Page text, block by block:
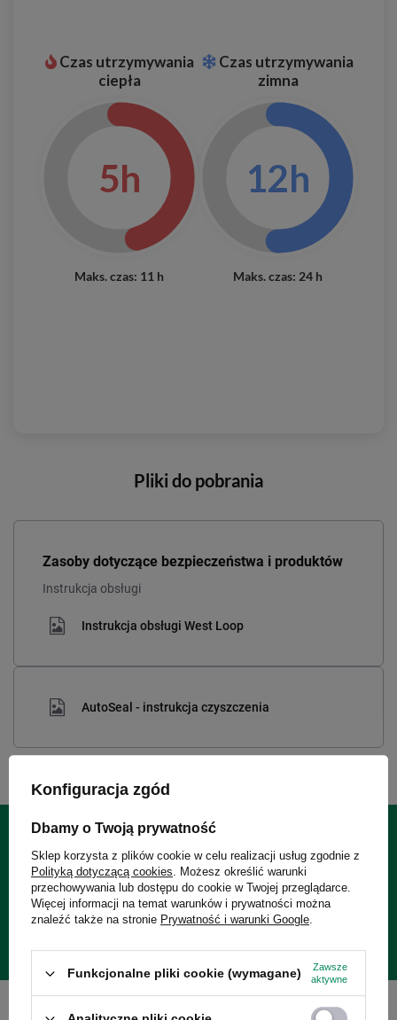
Czas utrzymywania
ciepła
5h
Maks. czas: 11 h
Czas utrzymywania
zimna
12h
Maks. czas: 24 h
Pliki do pobrania
Zasoby dotyczące bezpieczeństwa i produktów
Instrukcja obsługi
Instrukcja obsługi West Loop
AutoSeal - instrukcja czyszczenia
24 miesiące gwarancji
Gwarancja 24 miesiące od dnia zakupu. Wymagany dowód
zakupu do reklamacji.
Konfiguracja zgód
Dbamy o Twoją prywatność
Sklep korzysta z plików cookie w celu realizacji usług zgodnie z
Polityką dotyczącą cookies. Możesz określić warunki
przechowywania lub dostępu do cookie w Twojej przeglądarce.
Więcej informacji na temat warunków i prywatności można
znaleźć także na stronie Prywatność i warunki Google.
Funkcjonalne pliki cookie (wymagane)
Zawsze
aktywne